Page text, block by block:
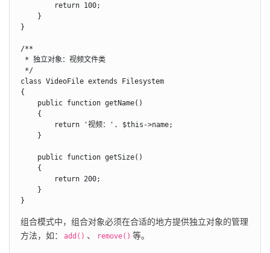
        return 100;
    }
}
/**
* 独立对象：视频文件类
*/
class VideoFile extends Filesystem
{
    public function getName()
    {
        return '视频：'. $this->name;
    }
    public function getSize()
    {
        return 200;
    }
}
组合模式中，组合对象必须在合适的地方提供独立对象的管理
方法，如：
add() 、 remove() 等。